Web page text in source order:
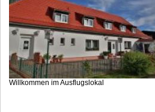
Willkommen im Ausflugslokal